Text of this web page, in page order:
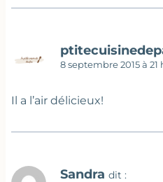
8 septembre 2015 à 21
Il a l’air délicieux!
Sandra dit :